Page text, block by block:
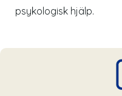
psykologisk hjälp.